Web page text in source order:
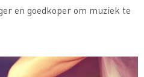
en goedkoper om muziek te